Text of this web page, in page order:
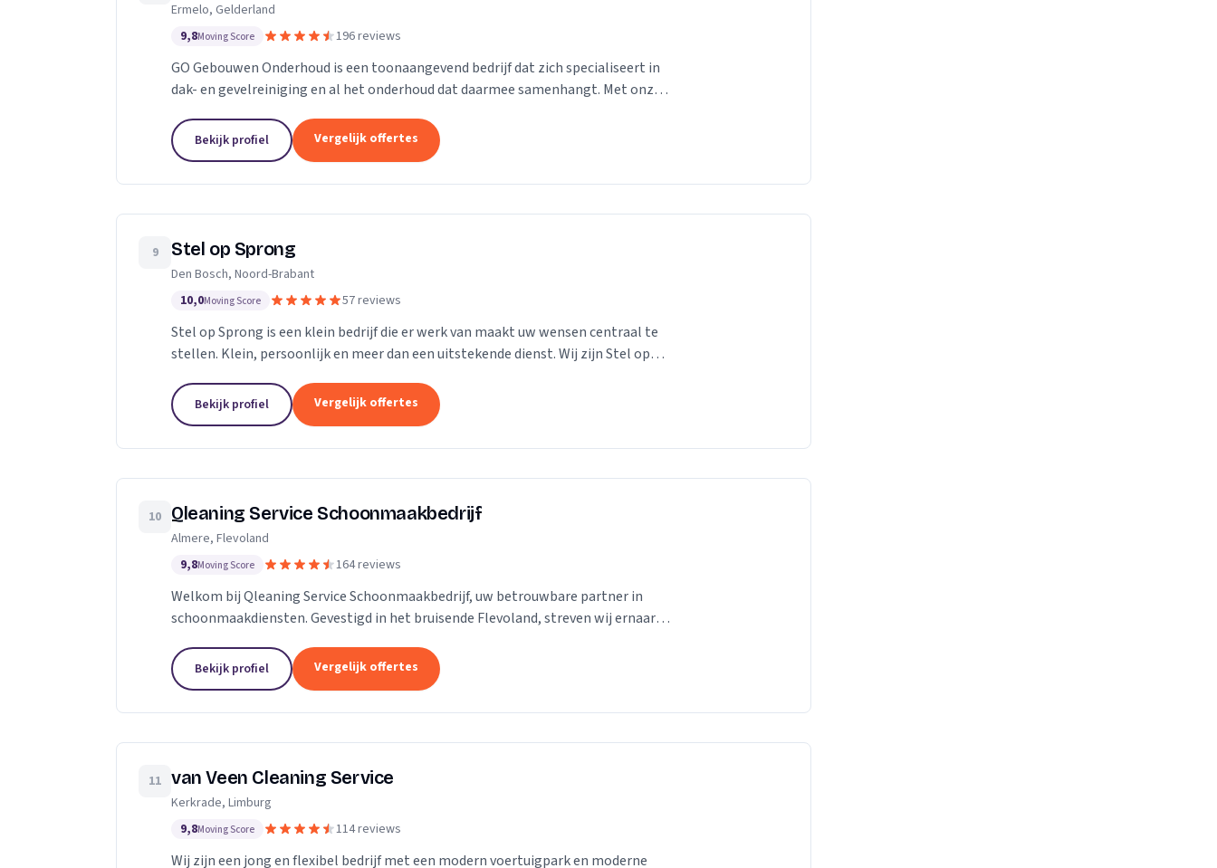
Ermelo, Gelderland
9,8Moving Score 196 reviews
GO Gebouwen Onderhoud is een toonaangevend bedrijf dat zich specialiseert in
dak- en gevelreiniging en al het onderhoud dat daarmee samenhangt. Met onze
Bekijk profiel Vergelijk offertes
9 Stel op Sprong
Den Bosch, Noord-Brabant
10,0Moving Score 57 reviews
Stel op Sprong is een klein bedrijf die er werk van maakt uw wensen centraal te
stellen. Klein, persoonlijk en meer dan een uitstekende dienst. Wij zijn Stel op
Bekijk profiel Vergelijk offertes
10 Qleaning Service Schoonmaakbedrijf
Almere, Flevoland
9,8Moving Score 164 reviews
Welkom bij Qleaning Service Schoonmaakbedrijf, uw betrouwbare partner in
schoonmaakdiensten. Gevestigd in het bruisende Flevoland, streven wij ernaar
Bekijk profiel Vergelijk offertes
11 van Veen Cleaning Service
Kerkrade, Limburg
9,8Moving Score 114 reviews
Wij zijn een jong en flexibel bedrijf met een modern voertuigpark en moderne